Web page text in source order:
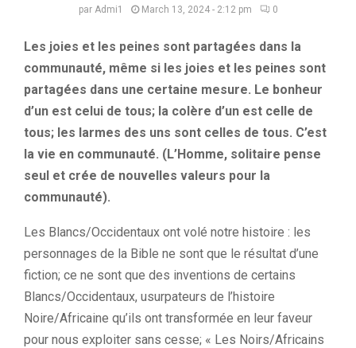
par Admi1 March 13, 2024 - 2:12 pm 0
Les joies et les peines sont partagées dans la
communauté, même si les joies et les peines sont
partagées dans une certaine mesure. Le bonheur
d’un est celui de tous; la colère d’un est celle de
tous; les larmes des uns sont celles de tous. C’est
la vie en communauté. (L’Homme, solitaire pense
seul et crée de nouvelles valeurs pour la
communauté).
Les Blancs/Occidentaux ont volé notre histoire : les
personnages de la Bible ne sont que le résultat d’une
fiction; ce ne sont que des inventions de certains
Blancs/Occidentaux, usurpateurs de l’histoire
Noire/Africaine qu’ils ont transformée en leur faveur
pour nous exploiter sans cesse; « Les Noirs/Africains